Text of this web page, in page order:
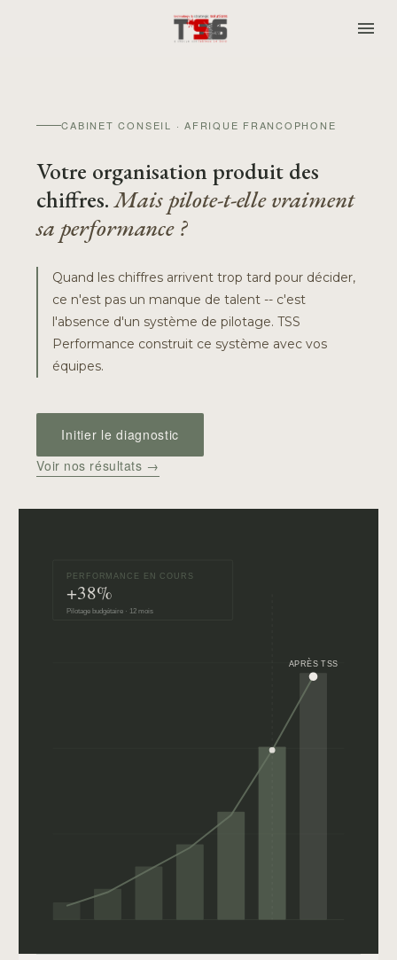
CABINET CONSEIL · AFRIQUE FRANCOPHONE
Votre organisation produit des
chiffres.Mais pilote-t-elle vraiment
sa performance ?
Quand les chiffres arrivent trop tard pour décider,
ce n'est pas un manque de talent -- c'est
l'absence d'un système de pilotage. TSS
Performance construit ce système avec vos
équipes.
Initier le diagnostic
Voir nos résultats →
APRÈS TSS
PERFORMANCE EN COURS
+38%
Pilotage budgétaire · 12 mois